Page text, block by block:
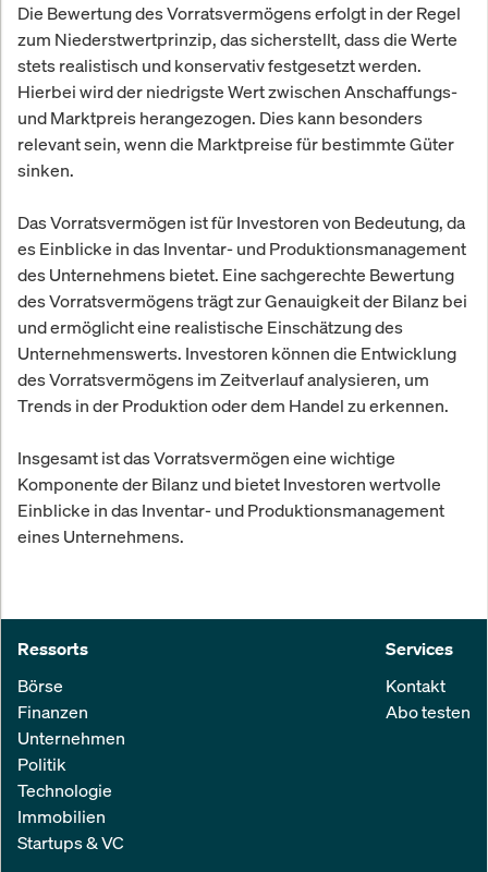
Die Bewertung des Vorratsvermögens erfolgt in der Regel
zum Niederstwertprinzip, das sicherstellt, dass die Werte
stets realistisch und konservativ festgesetzt werden.
Hierbei wird der niedrigste Wert zwischen Anschaffungs-
und Marktpreis herangezogen. Dies kann besonders
relevant sein, wenn die Marktpreise für bestimmte Güter
sinken.
Das Vorratsvermögen ist für Investoren von Bedeutung, da
es Einblicke in das Inventar- und Produktionsmanagement
des Unternehmens bietet. Eine sachgerechte Bewertung
des Vorratsvermögens trägt zur Genauigkeit der Bilanz bei
und ermöglicht eine realistische Einschätzung des
Unternehmenswerts. Investoren können die Entwicklung
des Vorratsvermögens im Zeitverlauf analysieren, um
Trends in der Produktion oder dem Handel zu erkennen.
Insgesamt ist das Vorratsvermögen eine wichtige
Komponente der Bilanz und bietet Investoren wertvolle
Einblicke in das Inventar- und Produktionsmanagement
eines Unternehmens.
Ressorts
Börse
Finanzen
Unternehmen
Politik
Technologie
Immobilien
Startups & VC
Services
Kontakt
Abo testen